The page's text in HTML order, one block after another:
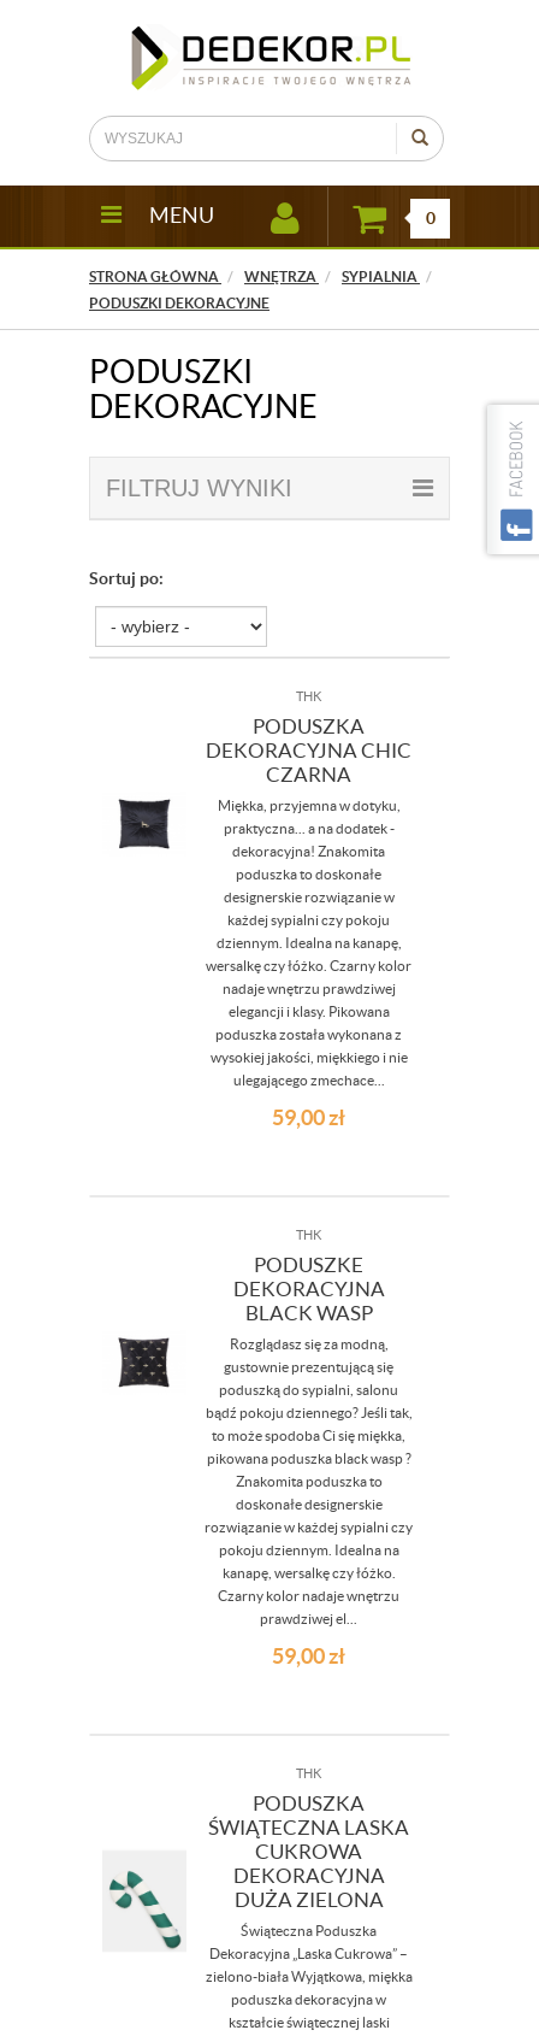
MENU 0
STRONA GŁÓWNA WNĘTRZA
SYPIALNIA
PODUSZKI DEKORACYJNE
PODUSZKI
DEKORACYJNE
FILTRUJ WYNIKI
Sortuj po:
THK
PODUSZKA
DEKORACYJNA CHIC
CZARNA
Miękka, przyjemna w dotyku,
praktyczna... a na dodatek -
dekoracyjna! Znakomita
poduszka to doskonałe
designerskie rozwiązanie w
każdej sypialni czy pokoju
dziennym. Idealna na kanapę,
wersalkę czy łóżko. Czarny kolor
nadaje wnętrzu prawdziwej
elegancji i klasy. Pikowana
poduszka została wykonana z
wysokiej jakości, miękkiego i nie
ulegającego zmechace...
59,00zł
THK
PODUSZKE
DEKORACYJNA
BLACK WASP
Rozglądasz się za modną,
gustownie prezentującą się
poduszką do sypialni, salonu
bądź pokoju dziennego? Jeśli tak,
to może spodoba Ci się miękka,
pikowana poduszka black wasp ?
Znakomita poduszka to
doskonałe designerskie
rozwiązanie w każdej sypialni czy
pokoju dziennym. Idealna na
kanapę, wersalkę czy łóżko.
Czarny kolor nadaje wnętrzu
prawdziwej el...
59,00zł
THK
PODUSZKA
ŚWIĄTECZNA LASKA
CUKROWA
DEKORACYJNA
DUŻA ZIELONA
Świąteczna Poduszka
Dekoracyjna „Laska Cukrowa” –
zielono-biała Wyjątkowa, miękka
poduszka dekoracyjna w
kształcie świątecznej laski